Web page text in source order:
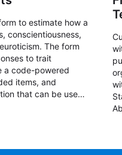
to estimate how a
conscientiousness,
The form
to trait
a code-powered
items, and
that can be used